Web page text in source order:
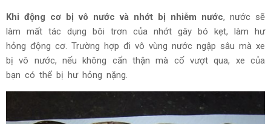
Khi động cơ bị vô nước và nhớt bị nhiễm nước, nước sẽ
làm mất tác dụng bôi trơn của nhớt gây bó kẹt, làm hư
hỏng động cơ. Trường hợp đi vô vùng nước ngập sâu mà xe
bị vô nước, nếu không cẩn thận mà cố vượt qua, xe của
bạn có thể bị hư hỏng nặng.